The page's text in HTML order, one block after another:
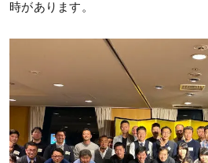
時があります。